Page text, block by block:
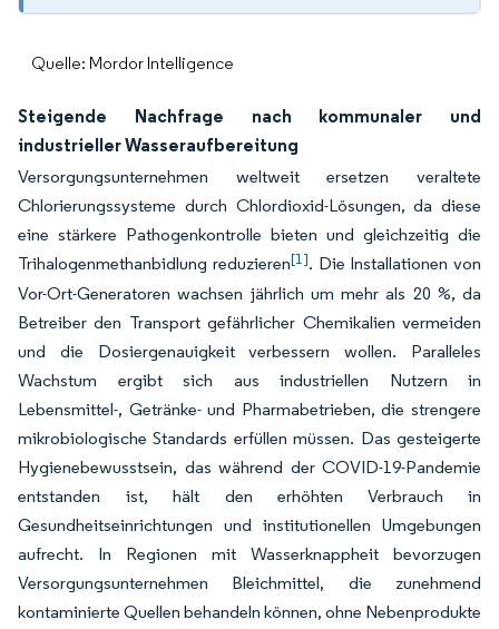
Quelle: Mordor Intelligence
Steigende Nachfrage nach kommunaler und
industrieller Wasseraufbereitung
Versorgungsunternehmen weltweit ersetzen veraltete
Chlorierungssysteme durch Chlordioxid-Lösungen, da diese
eine stärkere Pathogenkontrolle bieten und gleichzeitig die
Trihalogenmethanbidlung reduzieren[1]. Die Installationen von
Vor-Ort-Generatoren wachsen jährlich um mehr als 20 %, da
Betreiber den Transport gefährlicher Chemikalien vermeiden
und die Dosiergenauigkeit verbessern wollen. Paralleles
Wachstum ergibt sich aus industriellen Nutzern in
Lebensmittel-, Getränke- und Pharmabetrieben, die strengere
mikrobiologische Standards erfüllen müssen. Das gesteigerte
Hygienebewusstsein, das während der COVID-19-Pandemie
entstanden ist, hält den erhöhten Verbrauch in
Gesundheitseinrichtungen und institutionellen Umgebungen
aufrecht. In Regionen mit Wasserknappheit bevorzugen
Versorgungsunternehmen Bleichmittel, die zunehmend
kontaminierte Quellen behandeln können, ohne Nebenprodukte